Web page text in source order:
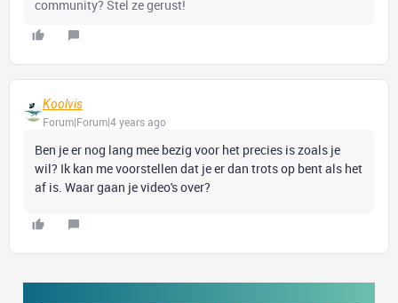
community? Stel ze gerust!
Koolvis
Forum|Forum|4 years ago
Ben je er nog lang mee bezig voor het precies is zoals je
wil? Ik kan me voorstellen dat je er dan trots op bent als het
af is. Waar gaan je video's over?